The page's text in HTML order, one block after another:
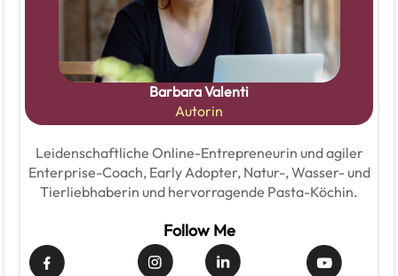
Barbara Valenti
Autorin
Leidenschaftliche Online-Entrepreneurin und agiler
Enterprise-Coach, Early Adopter, Natur-, Wasser- und
Tierliebhaberin und hervorragende Pasta-Köchin.
Follow Me